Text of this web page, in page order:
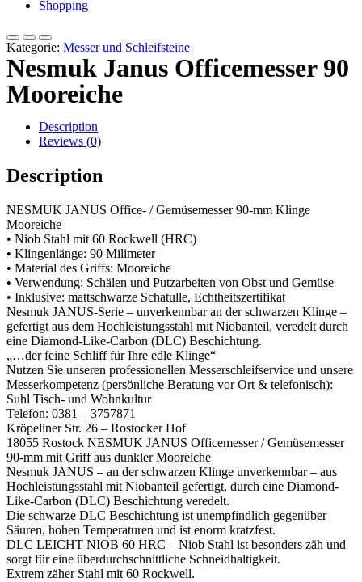
Shopping
Kategorie: Messer und Schleifsteine
Nesmuk Janus Officemesser 90
Mooreiche
Description
Reviews (0)
Description
NESMUK JANUS Office- / Gemüsemesser 90-mm Klinge
Mooreiche
• Niob Stahl mit 60 Rockwell (HRC)
• Klingenlänge: 90 Milimeter
• Material des Griffs: Mooreiche
• Verwendung: Schälen und Putzarbeiten von Obst und Gemüse
• Inklusive: mattschwarze Schatulle, Echtheitszertifikat
Nesmuk JANUS-Serie – unverkennbar an der schwarzen Klinge –
gefertigt aus dem Hochleistungsstahl mit Niobanteil, veredelt durch
eine Diamond-Like-Carbon (DLC) Beschichtung.
„…der feine Schliff für Ihre edle Klinge“
Nutzen Sie unseren professionellen Messerschleifservice und unsere
Messerkompetenz (persönliche Beratung vor Ort & telefonisch):
Suhl Tisch- und Wohnkultur
Telefon: 0381 – 3757871
Kröpeliner Str. 26 – Rostocker Hof
18055 Rostock NESMUK JANUS Officemesser / Gemüsemesser
90-mm mit Griff aus dunkler Mooreiche
Nesmuk JANUS – an der schwarzen Klinge unverkennbar – aus
Hochleistungsstahl mit Niobanteil gefertigt, durch eine Diamond-
Like-Carbon (DLC) Beschichtung veredelt.
Die schwarze DLC Beschichtung ist unempfindlich gegenüber
Säuren, hohen Temperaturen und ist enorm kratzfest.
DLC LEICHT NIOB 60 HRC – Niob Stahl ist besonders zäh und
sorgt für eine überdurchschnittliche Schneidhaltigkeit.
Extrem zäher Stahl mit 60 Rockwell.